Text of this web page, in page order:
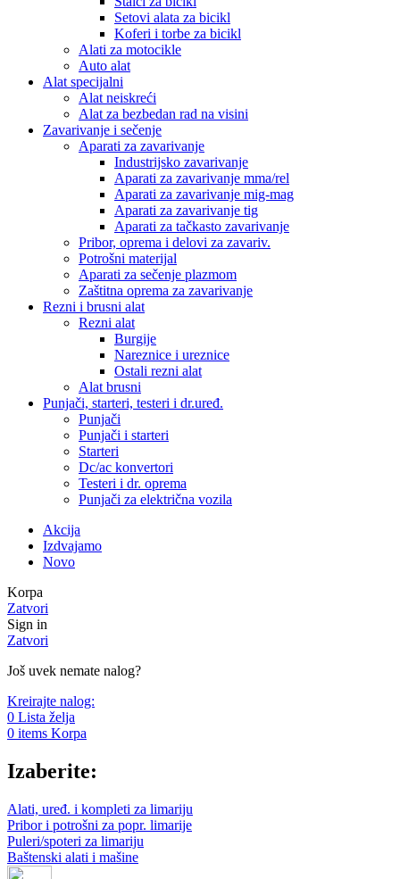
Setovi alata za bicikl
Koferi i torbe za bicikl
Alati za motocikle
Auto alat
Alat specijalni
Alat neiskreći
Alat za bezbedan rad na visini
Zavarivanje i sečenje
Aparati za zavarivanje
Industrijsko zavarivanje
Aparati za zavarivanje mma/rel
Aparati za zavarivanje mig-mag
Aparati za zavarivanje tig
Aparati za tačkasto zavarivanje
Pribor, oprema i delovi za zavariv.
Potrošni materijal
Aparati za sečenje plazmom
Zaštitna oprema za zavarivanje
Rezni i brusni alat
Rezni alat
Burgije
Nareznice i ureznice
Ostali rezni alat
Alat brusni
Punjači, starteri, testeri i dr.uređ.
Punjači
Punjači i starteri
Starteri
Dc/ac konvertori
Testeri i dr. oprema
Punjači za električna vozila
Akcija
Izdvajamo
Novo
Korpa
Zatvori
Sign in
Zatvori
Još uvek nemate nalog?
Kreirajte nalog:
0 Lista želja
0 items Korpa
Izaberite:
Alati, uređ. i kompleti za limariju
Pribor i potrošni za popr. limarije
Puleri/spoteri za limariju
Baštenski alati i mašine